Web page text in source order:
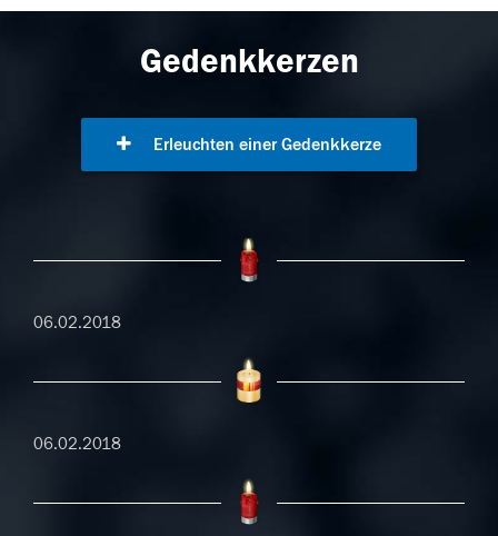
Gedenkkerzen
Erleuchten einer Gedenkkerze
06.02.2018
06.02.2018